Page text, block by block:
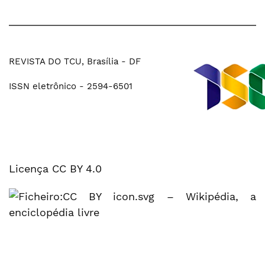
REVISTA DO TCU, Brasília - DF
ISSN eletrônico - 2594-6501
Licença CC BY 4.0